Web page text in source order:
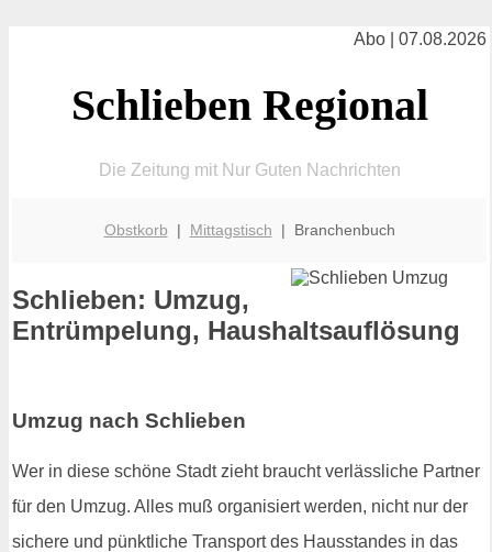
Abo | 07.08.2026
Schlieben Regional
Die Zeitung mit Nur Guten Nachrichten
Obstkorb | Mittagstisch | Branchenbuch
Schlieben: Umzug,
Entrümpelung, Haushaltsauflösung
Umzug nach Schlieben
Wer in diese schöne Stadt zieht braucht verlässliche Partner
für den Umzug. Alles muß organisiert werden, nicht nur der
sichere und pünktliche Transport des Hausstandes in das